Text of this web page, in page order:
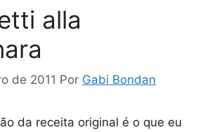
alla
de 2011 Por Gabi Bondan
da receita original é o que eu